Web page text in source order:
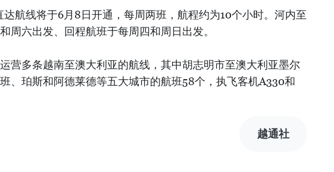
航线将于6月8日开通，每周两班，航程约为10个小时。河内至
周六出发、回程航班于每周四和周日出发。
营多条越南至澳大利亚的航线，其中胡志明市至澳大利亚墨尔
、珀斯和阿德莱德等五大城市的航班58个，执飞客机A330和
越通社